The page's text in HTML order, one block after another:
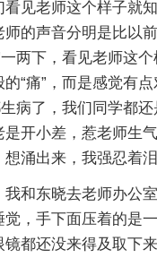
见老师这个样子就
师的声音分明是比以
一两下，看见老师这
“痛”，而是感觉有
病了，我们同学都还
是开小差，惹老师生
涌出来，我强忍着
我和东晓去老师办公
觉，手下面压着的是
镜都还没来得及取下